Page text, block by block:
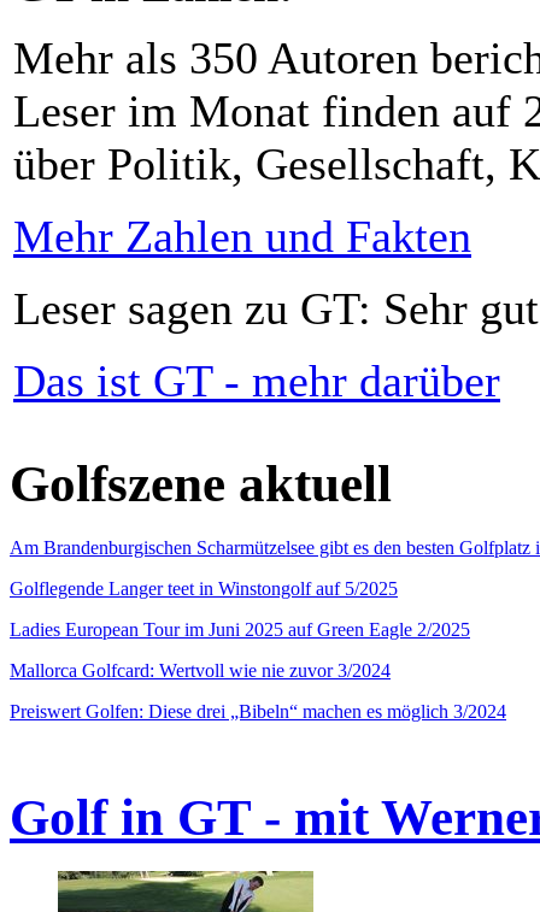
Mehr als 350 Autoren
Leser im Monat finden auf
über Politik, Gesellschaft,
Mehr Zahlen und Fakten
Leser sagen zu GT: Sehr
Das ist GT - mehr darüber
Golfszene aktuell
Am Brandenburgischen Scharmützelsee gibt es den besten
Golflegende Langer teet in Winstongolf auf 5/2025
Ladies European Tour im Juni 2025 auf Green Eagle 2/2025
Mallorca Golfcard: Wertvoll wie nie zuvor 3/2024
Preiswert Golfen: Diese drei „Bibeln“ machen es möglich 3/2024
Golf in GT - mit